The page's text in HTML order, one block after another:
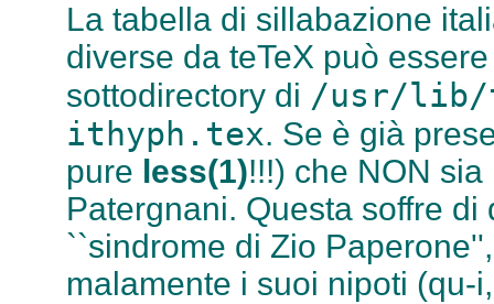
La tabella di sillabazione
diverse da teTeX può
sottodirectory di /usr/lib/
ithyph.tex. Se è già
pure less(1)!!!) che NON
Patergnani. Questa soffre
``sindrome di Zio
malamente i suoi nipoti (qu-